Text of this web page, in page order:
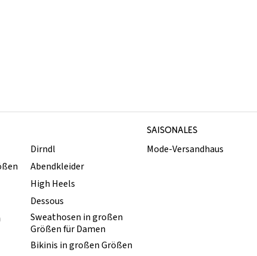
SAISONALES
Dirndl
Abendkleider
High Heels
Dessous
Sweathosen in großen
Größen für Damen
Mode-Versandhaus
Bikinis in großen Größen